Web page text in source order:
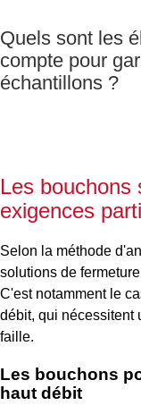
Quels sont les
compte pour
échantillons ?
Les bouchons
exigences
Selon la méthode
solutions de
C'est notamment le
débit, qui nécessitent
faille.
Les bouchons
haut débit